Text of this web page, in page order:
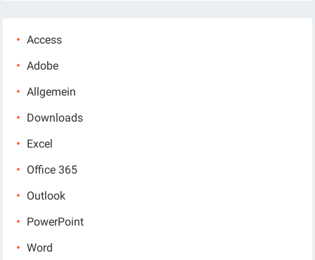
Access
Adobe
Allgemein
Downloads
Excel
Office 365
Outlook
PowerPoint
Word